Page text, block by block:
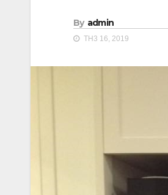
By admin
TH3 16, 2019